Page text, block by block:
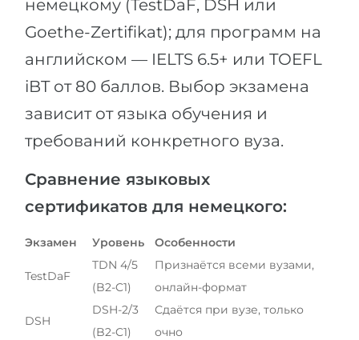
немецкому (TestDaF, DSH или
Goethe-Zertifikat); для программ на
английском — IELTS 6.5+ или TOEFL
iBT от 80 баллов. Выбор экзамена
зависит от языка обучения и
требований конкретного вуза.
Сравнение языковых
сертификатов для немецкого:
Экзамен Уровень Особенности
TestDaF
TDN 4/5
(B2-C1)
Признаётся всеми вузами,
онлайн-формат
DSH
DSH-2/3
(B2-C1)
Сдаётся при вузе, только
очно